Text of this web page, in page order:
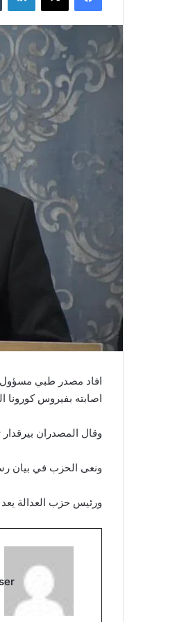
افاد مصدر طبي مسؤول
اصابته بفيروس كورونا
وقال المصدران
ونعى الحزب في بيان
ورئيس حزب العدالة